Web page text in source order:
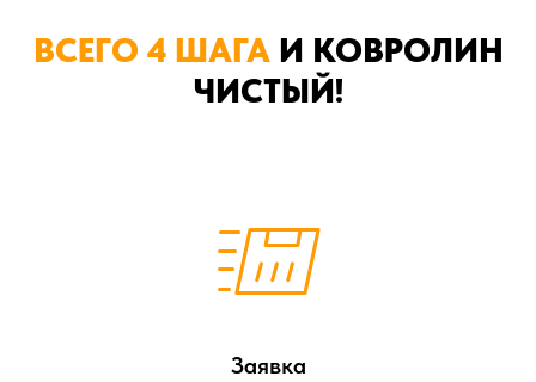
ВСЕГО 4 ШАГАИ КОВРОЛИН
ЧИСТЫЙ!
Заявка